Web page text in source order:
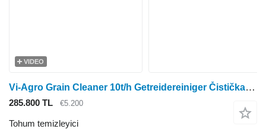
VIDEO
Vi-Agro Grain Cleaner 10t/h Getreidereiniger Čistička obilí
285.800 TL €5.200
Tohum temizleyici